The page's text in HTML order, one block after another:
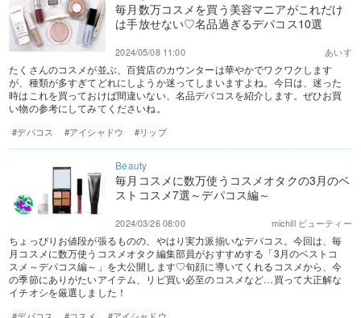
毎月数万コスメを買う美容マニアがこれだけ
は手放せない♡名品過ぎるデパコス10選
あいす
2024/05/08 11:00
たくさんのコスメが並ぶ、百貨店のカウンターは華やかでワクワクします
が、種類が多すぎてどれにしようか迷ってしまいますよね。今日は、迷った
時はこれを買っておけば間違いない、名品デパコスを紹介します。ぜひお買
い物の参考にしてみてくださいね。
#デパコス #アイシャドウ #リップ
毎月コスメに数万使うコスメオタクの3月のベ
ストコスメ7選～デパコス編～
michill ビューティー
2024/03/26 08:00
ちょっぴりお値段が張るものの、やはり実力派揃いなデパコス。今回は、毎
月コスメに数万使うコスメオタク編集部員がおすすめする「3月のベストコ
スメ～デパコス編～」を大公開します♡旬顔に導いてくれるコスメから、今
の季節にありがたいアイテム、リピ買い必至のコスメなど…買って大正解な
イチオシを厳選しました！